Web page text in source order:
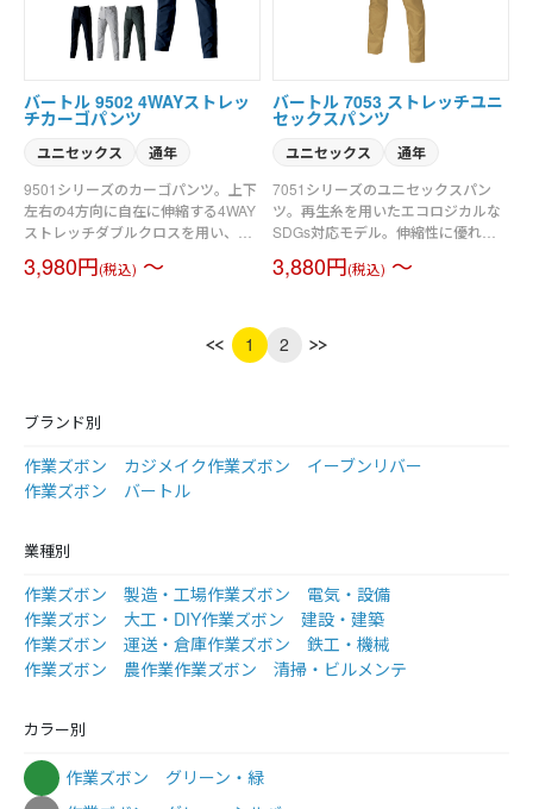
長率17％）、制電ケア設計
バートル 9502 4WAYストレッ
チカーゴパンツ
ユニセックス 通年
9501シリーズのカーゴパンツ。上下
左右の4方向に自在に伸縮する4WAY
ストレッチダブルクロスを用い、ス
性と保湿性を兼備しつつ、軽量で軽
ルエット仕様。優れた帯電防止性を
備えるJIS T8118適合プロダクト。オ
ユニセックスの着用に対応。素材／
ロス（伸長率20％）、制電ケア設
計、耐久撥水防汚加工
3,980円(税込) ～
バートル 7053 ストレッチユニ
セックスパンツ
ユニセックス 通年
7051シリーズのユニセックスパン
ツ。再生糸を用いたエコロジカルな
SDGs対応モデル。伸縮性に優れた
17％）。ボディラインに程よくフィ
／T/Cエコストレッチツイル（伸長率
3,880円(税込) ～
1 2
ブランド別
作業ズボン カジメイク作業ズボン イーブンリバー
作業ズボン バートル
業種別
作業ズボン 製造・工場作業ズボン 電気・設備
作業ズボン 大工・DIY作業ズボン 建設・建築
作業ズボン 運送・倉庫作業ズボン 鉄工・機械
作業ズボン 農作業作業ズボン 清掃・ビルメンテ
カラー別
作業ズボン グリーン・緑